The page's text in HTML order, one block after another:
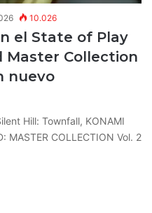
10.026
el State of Play
Master Collection
nuevo
Hill: Townfall, KONAMI
MASTER COLLECTION Vol. 2